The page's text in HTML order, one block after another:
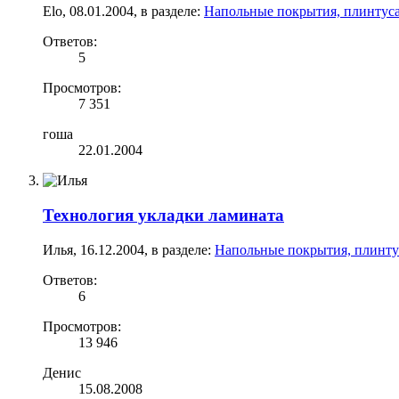
Elo, 08.01.2004, в разделе: Напольные покрытия,
Ответов:
5
Просмотров:
7 351
гоша
22.01.2004
Технология укладки ламината
Илья, 16.12.2004, в разделе: Напольные покрытия,
Ответов:
6
Просмотров:
13 946
Денис
15.08.2008